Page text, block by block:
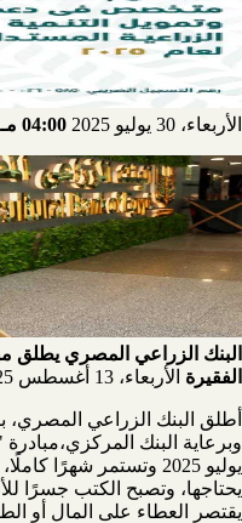
الأربعاء، 30 يوليو 2025 04:00 مـ
البنك الزراعي المصري يطلق
الفقيرة الأربعاء، 13 أغسطس 2025
أطلق البنك الزراعي المصري،
يوليو 2025 وتستمر
يحتاجها، وتصبح الكتب جسرًا
يقتصر العطاء على المال أو